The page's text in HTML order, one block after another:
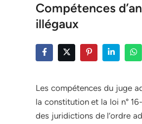
Compétences
illégaux
Les compétences du juge
la constitution et la loi n°
des juridictions de l’ordre